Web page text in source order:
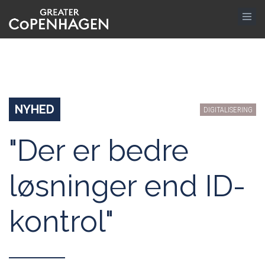
hovedindhold
NYHED DIGITALISERING
"Der er bedre
løsninger end ID-
kontrol"